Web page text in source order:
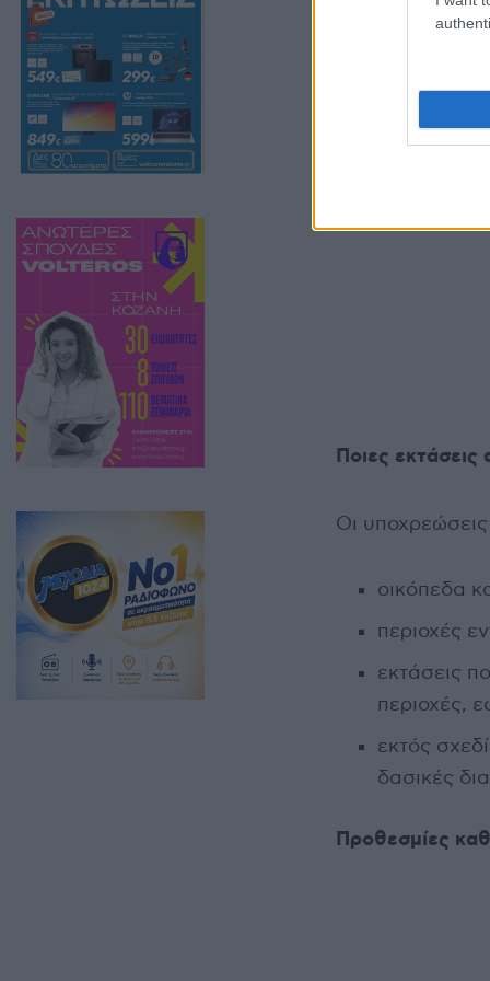
υπομισθωτές
πυρκαγιάς.
Ποιες
Οι
οικόπεδα
περιοχές
εκτάσεις
περιοχές,
εκτός
δασικές
Προθεσμίες